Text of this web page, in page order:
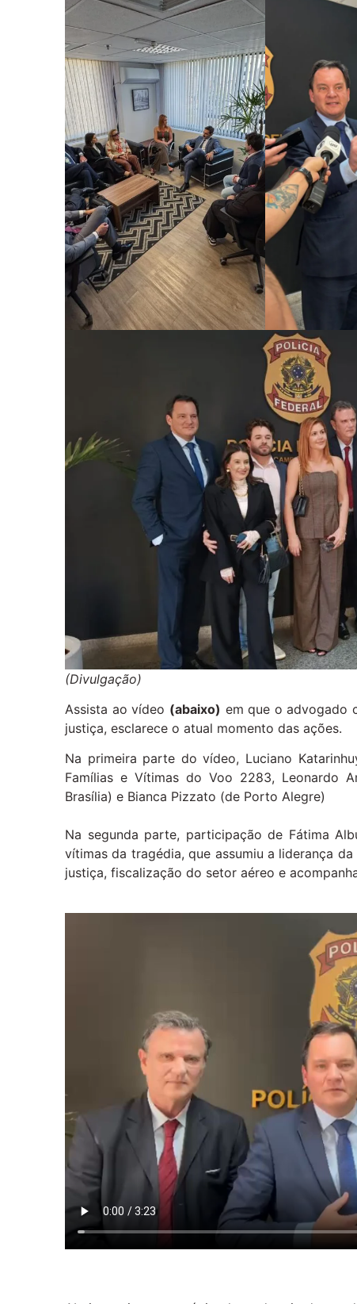
(Divulgação)
Assista ao vídeo (abaixo) em que o advogado
justiça, esclarece o atual momento das ações.
Na primeira parte do vídeo, Luciano
Famílias e Vítimas do Voo 2283, Leonardo
Brasília) e Bianca Pizzato (de Porto Alegre)
Na segunda parte, participação de Fátima
vítimas da tragédia, que assumiu a liderança
justiça, fiscalização do setor aéreo e